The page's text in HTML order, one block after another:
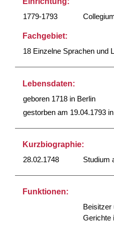
1779-1793
Fachgebiet:
18 Einzelne Sprachen und
Lebensdaten:
geboren 1718 in Berlin
gestorben am 19.04.1793
Kurzbiographie:
28.02.1748
Studium
Funktionen:
Beisitzer
Gerichte